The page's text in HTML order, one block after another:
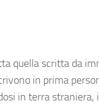
quella scritta da
in prima
in terra